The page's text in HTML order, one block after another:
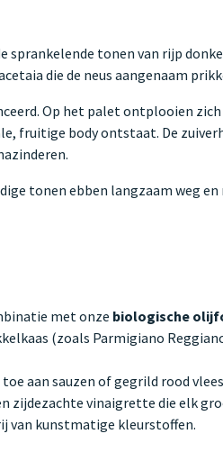
sprankelende tonen van rijp
die de neus aangenaam
Op het palet ontplooien
fruitige body ontstaat. De
tonen ebben langzaam weg
met onze biologische
(zoals Parmigiano
aan sauzen of gegrild rood
zijdezachte vinaigrette die elk
van kunstmatige kleurstoffen.